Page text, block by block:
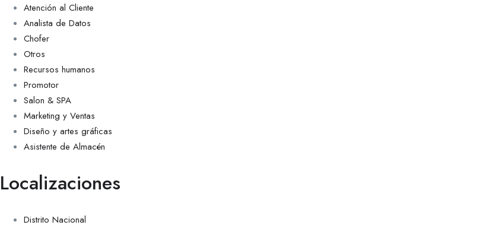
Atención al Cliente
Analista de Datos
Chofer
Otros
Recursos humanos
Promotor
Salon & SPA
Marketing y Ventas
Diseño y artes gráficas
Asistente de Almacén
Localizaciones
Distrito Nacional